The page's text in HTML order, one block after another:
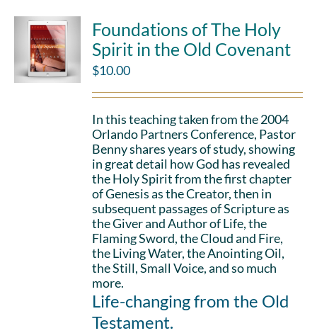
Foundations of The Holy
Spirit in the Old Covenant
$10.00
In this teaching taken from the 2004
Orlando Partners Conference, Pastor
Benny shares years of study, showing
in great detail how God has revealed
the Holy Spirit from the first chapter
of Genesis as the Creator, then in
subsequent passages of Scripture as
the Giver and Author of Life, the
Flaming Sword, the Cloud and Fire,
the Living Water, the Anointing Oil,
the Still, Small Voice, and so much
more.
Life-changing from the Old
Testament.